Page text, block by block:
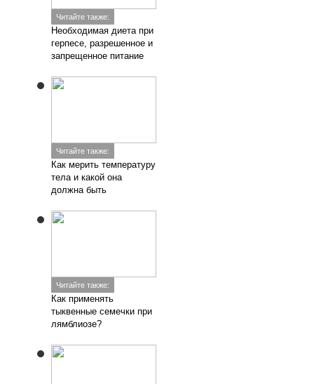
Читайте также:
Необходимая диета при
герпесе, разрешенное и
запрещенное питание
Читайте также:
Как мерить температуру
тела и какой она
должна быть
Читайте также:
Как применять
тыквенные семечки при
лямблиозе?